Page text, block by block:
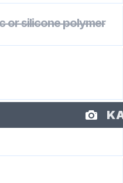
or silicone polymer